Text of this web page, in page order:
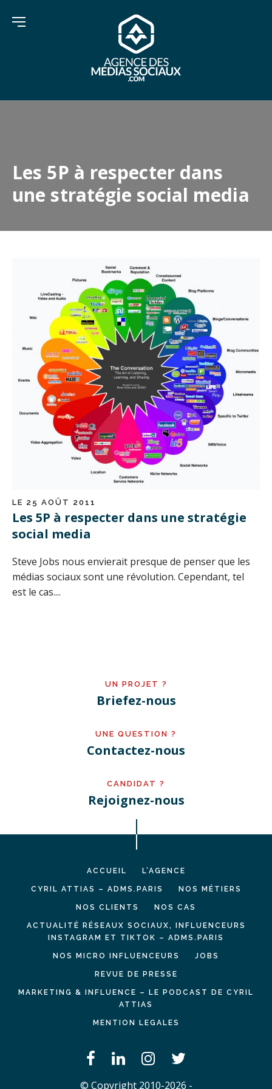
Les 5P à respecter dans
une stratégie social media
LE 25 AOÛT 2011
Les 5P à respecter dans une stratégie
social media
Steve Jobs nous envierait presque de penser que les
médias sociaux sont une révolution. Cependant, tel
est le cas....
UN PROJET ?
Briefez-nous
UNE QUESTION ?
Contactez-nous
CANDIDAT ?
Rejoignez-nous
ACCUEIL L’AGENCE
CYRIL ATTIAS – ADMS.PARIS NOS MÉTIERS
NOS CLIENTS NOS CAS
ACTUALITÉ RÉSEAUX SOCIAUX, INFLUENCEURS
INSTAGRAM ET TIKTOK – ADMS.PARIS
NOS MICRO INFLUENCEURS JOBS
REVUE DE PRESSE
MARKETING & INFLUENCE – LE PODCAST DE CYRIL
ATTIAS
MENTION LEGALES
© Copyright 2010-2026 -